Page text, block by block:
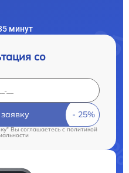
минут
со
Вы соглашаетесь cполитикой